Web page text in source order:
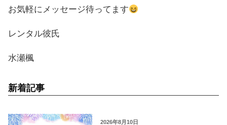
お気軽にメッセージ待ってます
レンタル彼氏
水瀬楓
新着記事
2026年8月10日